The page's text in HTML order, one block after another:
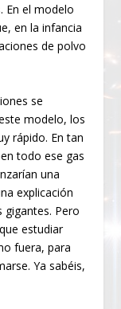
En el modelo
en la infancia
de polvo
se
modelo, los
rápido. En tan
todo ese gas
una
explicación
Pero
estudiar
fuera, para
Ya sabéis,